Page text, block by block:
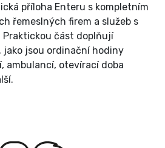
příloha Enteru s kompletním
řemeslných firem a služeb s
část doplňují
jsou ordinační hodiny
ambulancí, otevírací doba